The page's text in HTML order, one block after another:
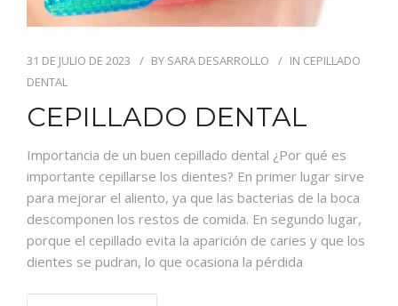
31 DE JULIO DE 2023 BY SARA DESARROLLO IN CEPILLADO
DENTAL
CEPILLADO DENTAL
Importancia de un buen cepillado dental ¿Por qué es
importante cepillarse los dientes? En primer lugar sirve
para mejorar el aliento, ya que las bacterias de la boca
descomponen los restos de comida. En segundo lugar,
porque el cepillado evita la aparición de caries y que los
dientes se pudran, lo que ocasiona la pérdida